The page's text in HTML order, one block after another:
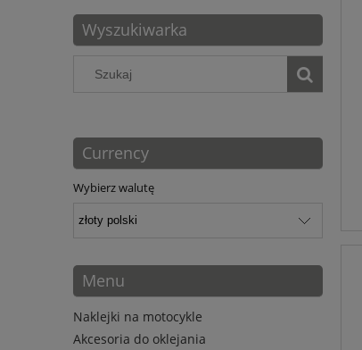
Wyszukiwarka
Currency
Wybierz walutę
Menu
Naklejki na motocykle
Akcesoria do oklejania